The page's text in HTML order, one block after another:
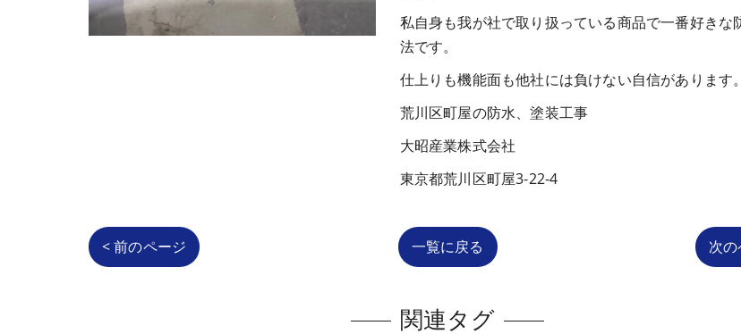
私自身も我が社で取り扱っている商品で一番好きな
法です。
仕上りも機能面も他社には負けない自信があります。
荒川区町屋の防水、塗装工事
大昭産業株式会社
東京都荒川区町屋3-22-4
< 前のページ 一覧に戻る 次
関連タグ